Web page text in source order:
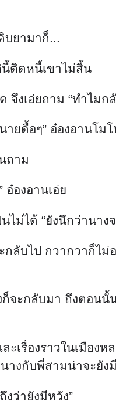
บยามาก็...
นี้ติดหนี้เขาไม่สิ้น
งเอ่ยถาม “ทำไม
ยดื้อๆ” อ๋องอานโมโ
ถาม
อ๋องอานเอ่ย
ไม่ได้ “ยังนึกว่านา
ลับไป กวากวาก็ไ